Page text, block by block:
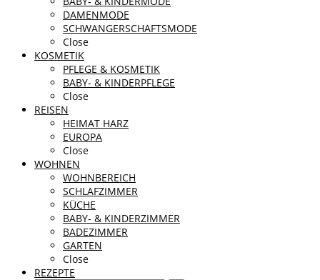
DAMENMODE
SCHWANGERSCHAFTSMODE
Close
KOSMETIK
PFLEGE & KOSMETIK
BABY- & KINDERPFLEGE
Close
REISEN
HEIMAT HARZ
EUROPA
Close
WOHNEN
WOHNBEREICH
SCHLAFZIMMER
KÜCHE
BABY- & KINDERZIMMER
BADEZIMMER
GARTEN
Close
REZEPTE